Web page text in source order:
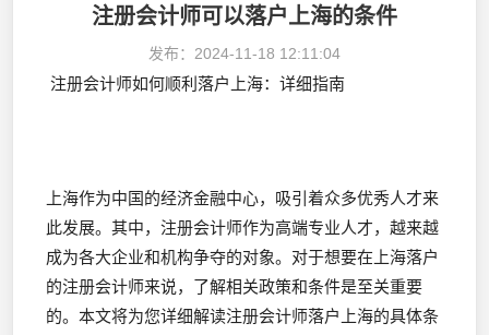
注册会计师可以落户上海的条件
发布： 2024-11-18 12:11:04
注册会计师如何顺利落户上海：详细指南
上海作为中国的经济金融中心，吸引着众多优秀人才来
此发展。其中，注册会计师作为高端专业人才，越来越
成为各大企业和机构争夺的对象。对于想要在上海落户
的注册会计师来说，了解相关政策和条件是至关重要
的。本文将为您详细解读注册会计师落户上海的具体条